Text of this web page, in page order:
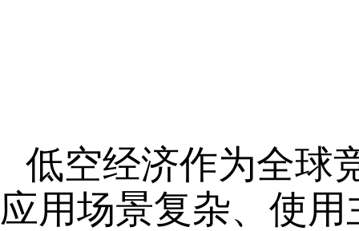
低空经济作为全球
应用场景复杂、使